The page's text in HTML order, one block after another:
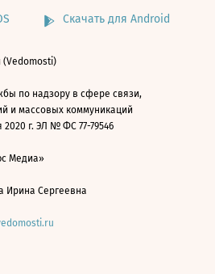
Скачать для Android
(Vedomosti)
по надзору в сфере связи,
и массовых коммуникаций
г. ЭЛ № ФС 77-79546
Медиа»
Ирина Сергеевна